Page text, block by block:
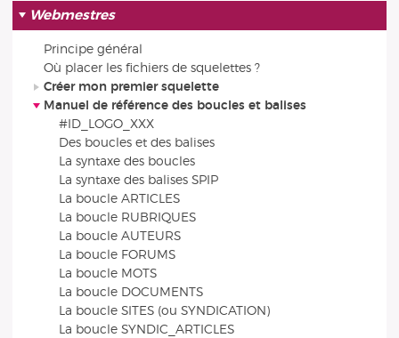
Webmestres
Principe général
Où placer les fichiers de squelettes ?
Créer mon premier squelette
Manuel de référence des boucles et balises
#ID_LOGO_XXX
Des boucles et des balises
La syntaxe des boucles
La syntaxe des balises SPIP
La boucle ARTICLES
La boucle RUBRIQUES
La boucle AUTEURS
La boucle FORUMS
La boucle MOTS
La boucle DOCUMENTS
La boucle SITES (ou SYNDICATION)
La boucle SYNDIC_ARTICLES